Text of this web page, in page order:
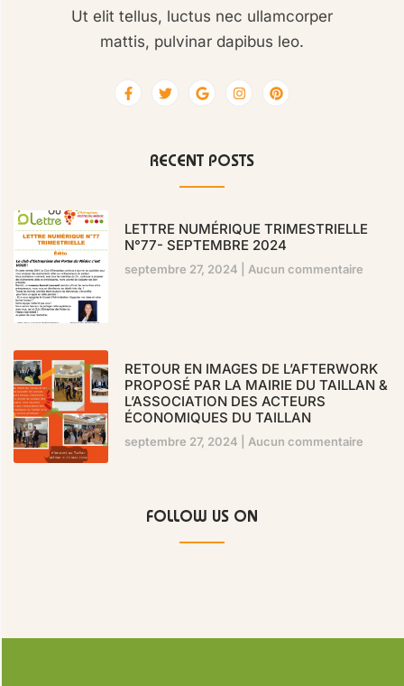
Ut elit tellus, luctus nec ullamcorper
mattis, pulvinar dapibus leo.
RECENT POSTS
LETTRE NUMÉRIQUE TRIMESTRIELLE
N°77- SEPTEMBRE 2024
septembre 27, 2024 Aucun commentaire
RETOUR EN IMAGES DE L’AFTERWORK
PROPOSÉ PAR LA MAIRIE DU TAILLAN &
L’ASSOCIATION DES ACTEURS
ÉCONOMIQUES DU TAILLAN
septembre 27, 2024 Aucun commentaire
FOLLOW US ON